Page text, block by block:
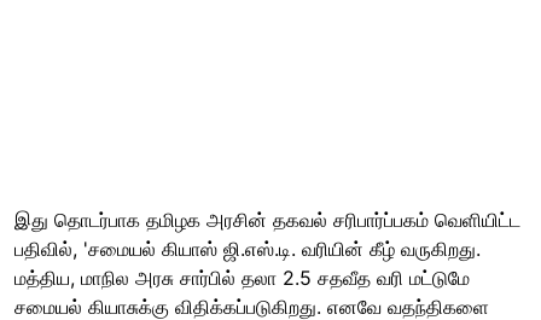
இது தொடர்பாக தமிழக அரசின் தகவல் சரிபார்ப்பகம் வெளியிட்ட
பதிவில், 'சமையல் கியாஸ் ஜி.எஸ்.டி. வரியின் கீழ் வருகிறது.
மத்திய, மாநில அரசு சார்பில் தலா 2.5 சதவீத வரி மட்டுமே
சமையல் கியாசுக்கு விதிக்கப்படுகிறது. எனவே வதந்திகளை